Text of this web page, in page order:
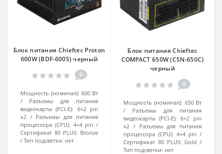
Блок питания Chieftec Proton
600W (BDF-600S) черный
0
Мощность (номинал): 600 Вт
Разъемы для питания
видеокарты (PCI-E): 6+2 pin
x2
Разъемы для питания
процессора (CPU): 4+4 pin
Сертификат 80 PLUS: Bronze
Тип подсветки: нет
Блок питания Chieftec
COMPACT 650W (CSN-650C)
черный
0
Мощность (номинал): 650 Вт
Разъемы для питания
видеокарты (PCI-E): 6+2 pin
x2
Разъемы для питания
процессора (CPU): 4+4 pin
Сертификат 80 PLUS: Gold
Тип подсветки: нет